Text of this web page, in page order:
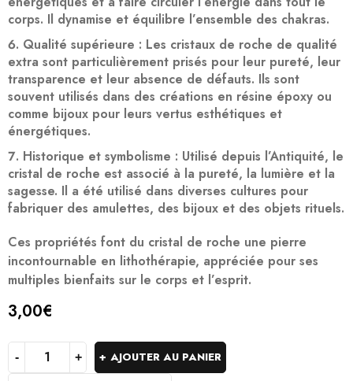
corps. Il dynamise et équilibre l’ensemble des chakras.
Qualité supérieure : Les cristaux de roche de qualité
extra sont particulièrement prisés pour leur pureté, leur
transparence et leur absence de défauts. Ils sont
souvent utilisés dans des créations en résine époxy ou
comme bijoux pour leurs vertus esthétiques et
énergétiques.
Historique et symbolisme : Utilisé depuis l’Antiquité, le
cristal de roche est associé à la pureté, la lumière et la
sagesse. Il a été utilisé dans diverses cultures pour
fabriquer des amulettes, des bijoux et des objets rituels.
Ces propriétés font du cristal de roche une pierre
incontournable en lithothérapie, appréciée pour ses
multiples bienfaits sur le corps et l’esprit.
3,00€
AJOUTER AU PANIER